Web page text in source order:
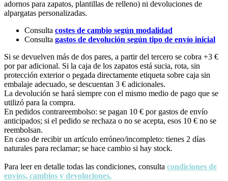
adornos para zapatos, plantillas de relleno) ni devoluciones de
alpargatas personalizadas.
Consulta costes de cambio según modalidad
Consulta gastos de devolución según tipo de envío inicial
Si se devuelven más de dos pares, a partir del tercero se cobra +3 €
por par adicional. Si la caja de los zapatos está sucia, rota, sin
protección exterior o pegada directamente etiqueta sobre caja sin
embalaje adecuado, se descuentan 3 € adicionales.
La devolución se hará siempre con el mismo medio de pago que se
utilizó para la compra.
En pedidos contrareembolso: se pagan 10 € por gastos de envío
anticipados; si el pedido se rechaza o no se acepta, esos 10 € no se
reembolsan.
En caso de recibir un artículo erróneo/incompleto: tienes 2 días
naturales para reclamar; se hace cambio si hay stock.
Para leer en detalle todas las condiciones, consulta condiciones de
envíos, cambios y devoluciones.